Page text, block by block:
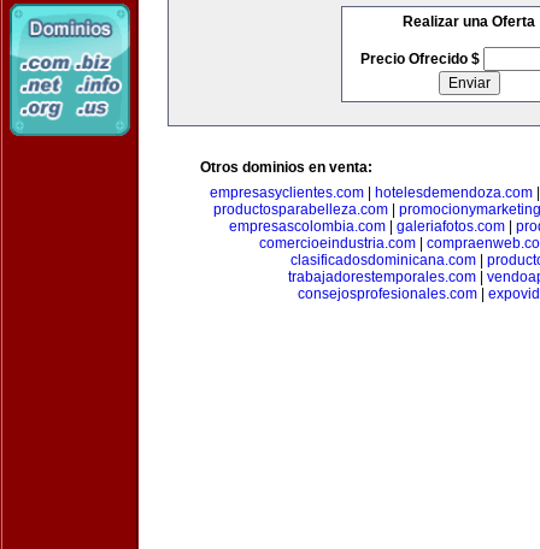
Realizar una Oferta
Precio Ofrecido $
Otros dominios en venta:
empresasyclientes.com
hotelesdemendoza.com
productosparabelleza.com
empresascolombia.com
galeriafotos.com
comercioeindustria.com|
clasificadosdominicana.com
trabajadorestemporales.com
consejosprofesionales.com